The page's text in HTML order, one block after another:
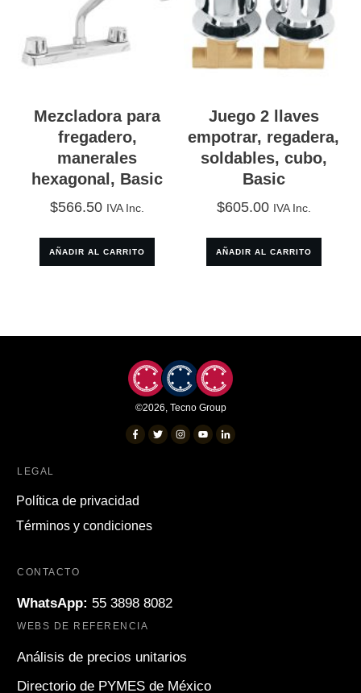
Mezcladora para
fregadero,
manerales
hexagonal, Basic
$566.50 IVA Inc.
AÑADIR AL CARRITO
Juego 2 llaves
empotrar, regadera,
soldables, cubo,
Basic
$605.00 IVA Inc.
AÑADIR AL CARRITO
©2026, Tecno Group
LEGAL
Política de privacidad
Términos y condiciones
CONTACTO
WhatsApp: 55 3898 8082
WEBS DE REFERENCIA
Análisis de precios unitarios
Directorio de PYMES de México